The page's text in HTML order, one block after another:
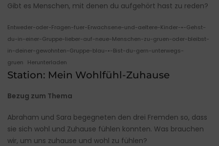
Gibt es Menschen, mit denen du aufgehört hast zu reden?
Entweder-oder-Fragen-fuer-Erwachsene-und-aeltere-Kinder-•-Gehst-
du-in-einer-Gruppe-lieber-auf-neue-Menschen-zu-gruen-oder-bleibst-
in-deiner-gewohnten-Gruppe-blau-•-Bist-du-gern-unterwegs-
gruen
Herunterladen
Station: Mein Wohlfühl-Zuhause
Bezug zum Thema
Abraham und Sara begegneten den drei Fremden so, dass
sie sich wohl und Zuhause fühlen konnten. Was brauchen
wir, um uns zuhause und wohl zu fühlen?